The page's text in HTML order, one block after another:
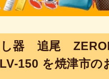
器 追尾
150 を焼津市の